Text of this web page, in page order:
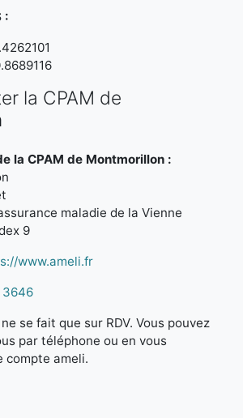
:
la CPAM de
la CPAM de Montmorillon :
maladie de la Vienne
9
www.ameli.fr
3646
se fait que sur RDV. Vous pouvez
par téléphone ou en vous
compte ameli.